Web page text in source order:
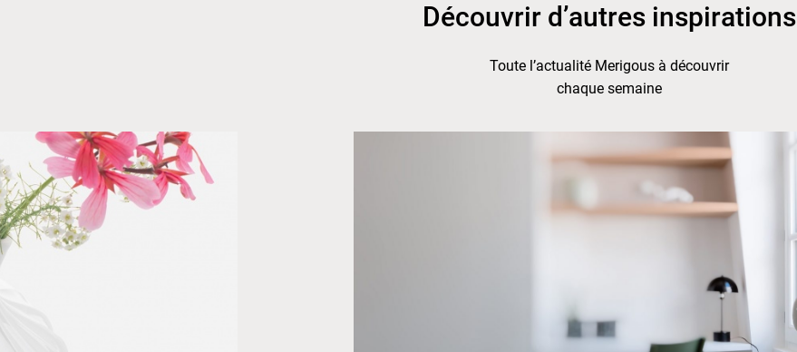
Découvrir d’autres inspirations
Toute l’actualité Merigous à découvrir
chaque semaine